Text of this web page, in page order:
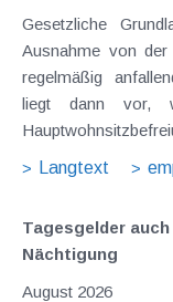
Gesetzliche
Ausnahme von der
regelmäßig
liegt dann vor,
Langtext
Tagesgelder
Nächtigung
August 2026